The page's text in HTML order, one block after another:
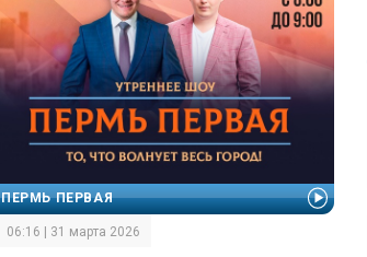
ПЕРМЬ ПЕРВАЯ
06:16 | 31 марта 2026